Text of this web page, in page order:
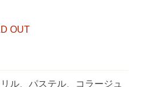
OUT
ル、パステル、コラージュ